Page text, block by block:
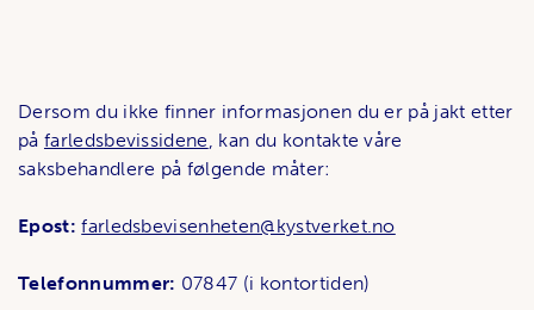
Dersom du ikke finner informasjonen du er på jakt etter
på farledsbevissidene , kan du kontakte våre
saksbehandlere på følgende måter:
Epost: farledsbevisenheten@kystverket.no
Telefonnummer: 07847 (i kontortiden)